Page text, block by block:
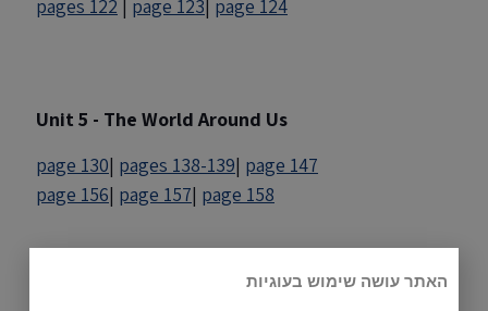
pages 122 page 123 page 124
Unit 5 - The World Around Us
page 130| pages 138-139| page 147
page 156| page 157| page 158
האתר עושה שימוש בעוגיות